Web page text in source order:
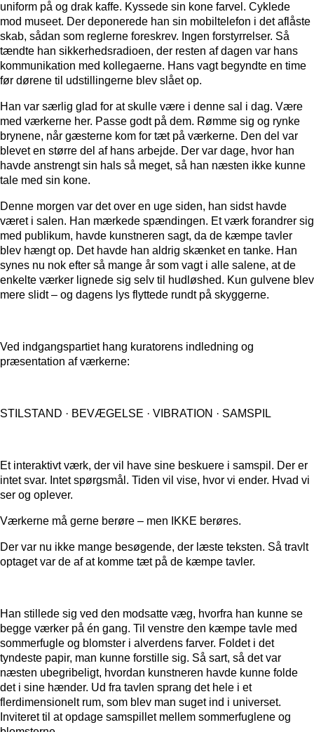
uniform på og drak kaffe. Kyssede sin kone farvel. Cyklede
mod museet. Der deponerede han sin mobiltelefon i det aflåste
skab, sådan som reglerne foreskrev. Ingen forstyrrelser. Så
tændte han sikkerhedsradioen, der resten af dagen var hans
kommunikation med kollegaerne. Hans vagt begyndte en time
før dørene til udstillingerne blev slået op.
Han var særlig glad for at skulle være i denne sal i dag. Være
med værkerne her. Passe godt på dem. Rømme sig og rynke
brynene, når gæsterne kom for tæt på værkerne. Den del var
blevet en større del af hans arbejde. Der var dage, hvor han
havde anstrengt sin hals så meget, så han næsten ikke kunne
tale med sin kone.
Denne morgen var det over en uge siden, han sidst havde
været i salen. Han mærkede spændingen. Et værk forandrer sig
med publikum, havde kunstneren sagt, da de kæmpe tavler
blev hængt op. Det havde han aldrig skænket en tanke. Han
synes nu nok efter så mange år som vagt i alle salene, at de
enkelte værker lignede sig selv til hudløshed. Kun gulvene blev
mere slidt – og dagens lys flyttede rundt på skyggerne.
Ved indgangspartiet hang kuratorens indledning og
præsentation af værkerne:
STILSTAND · BEVÆGELSE · VIBRATION · SAMSPIL
Et interaktivt værk, der vil have sine beskuere i samspil. Der er
intet svar. Intet spørgsmål. Tiden vil vise, hvor vi ender. Hvad vi
ser og oplever.
Værkerne må gerne berøre – men IKKE berøres.
Der var nu ikke mange besøgende, der læste teksten. Så travlt
optaget var de af at komme tæt på de kæmpe tavler.
Han stillede sig ved den modsatte væg, hvorfra han kunne se
begge værker på én gang. Til venstre den kæmpe tavle med
sommerfugle og blomster i alverdens farver. Foldet i det
tyndeste papir, man kunne forstille sig. Så sart, så det var
næsten ubegribeligt, hvordan kunstneren havde kunne folde
det i sine hænder. Ud fra tavlen sprang det hele i et
flerdimensionelt rum, som blev man suget ind i universet.
Inviteret til at opdage samspillet mellem sommerfuglene og